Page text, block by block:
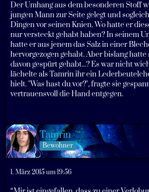
Der Umhang aus dem besonderen Stoff
jungen Mann zur Seite gelegt und
Dingen vor seinen Knien. Wo hatte er
nur versteckt gehabt haben? In seinem
hatte er aus jenem das Salz in einer
hervorgezogen gehabt. Aber bislang
davon gespürt gehabt...? Es war nicht
lächelte als Tamrin ihr ein
hielt. "Was hast du vor?", fragte sie
vertrauensvoll die Hand entgegen.
Tamrin
Bewohner
1. März 2015 um 19:56